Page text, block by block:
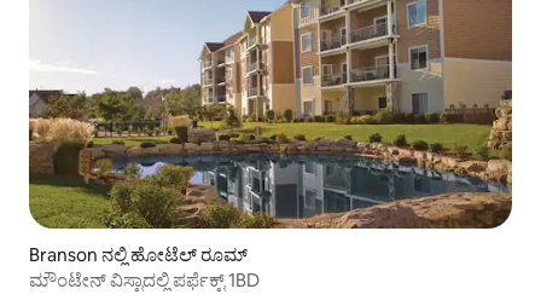
Branson ನಲ್ಲಿ ಹೋಟೆಲ್ ರೂಮ್
ಮೌಂಟೇನ್ ವಿಸ್ಟಾದಲ್ಲಿ ಪರ್ಫೆಕ್ಟ್ 1BD